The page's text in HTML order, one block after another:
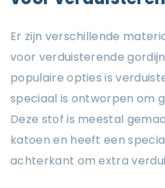
Er zijn verschillende
voor verduisterende
populaire opties is
speciaal is ontworpen om
Deze stof is meestal
katoen en heeft een
achterkant om extra